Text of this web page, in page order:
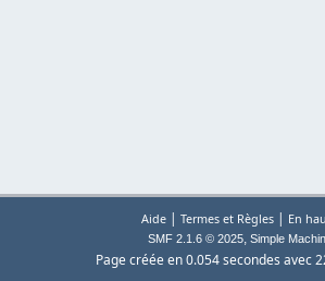
Aide| Termes et Règles| En
SMF 2.1.6 © 2025, Simple
Page créée en 0.054 secondes avec